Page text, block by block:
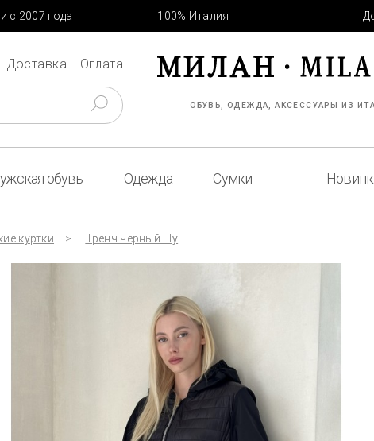
с 2007 года 100% Италия
Доставка Оплата
ОБУВЬ, ОДЕЖДА, АКСЕССУАРЫ ИЗ
обувь Одежда Сумки
куртки Тренч черный Fly